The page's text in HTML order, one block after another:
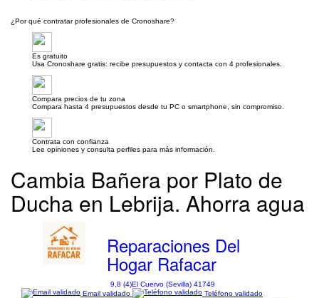
¿Por qué contratar profesionales de Cronoshare?
Es gratuito
Usa Cronoshare gratis: recibe presupuestos y contacta con 4 profesionales.
Compara precios de tu zona
Compara hasta 4 presupuestos desde tu PC o smartphone, sin compromiso.
Contrata con confianza
Lee opiniones y consulta perfiles para más información.
Cambia Bañera por Plato de
Ducha en Lebrija. Ahorra agua
Reparaciones Del
Hogar Rafacar
9,8 (4)El Cuervo (Sevilla) 41749
Email validado
Teléfono validado